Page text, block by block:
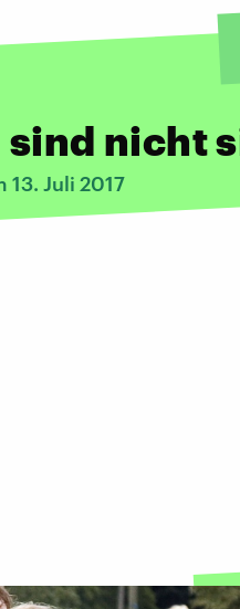
sind nicht
Juli 2017